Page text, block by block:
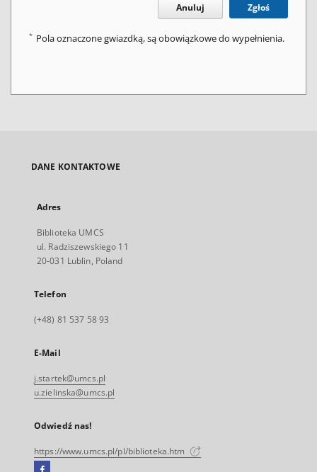
Anuluj Zgłoś
* Pola oznaczone gwiazdką, są obowiązkowe do wypełnienia.
DANE KONTAKTOWE
Adres
Biblioteka UMCS
ul. Radziszewskiego 11
20-031 Lublin, Poland
Telefon
(+48) 81 537 58 93
E-Mail
j.startek@umcs.pl
u.zielinska@umcs.pl
Odwiedź nas!
https://www.umcs.pl/pl/biblioteka.htm
Facebook